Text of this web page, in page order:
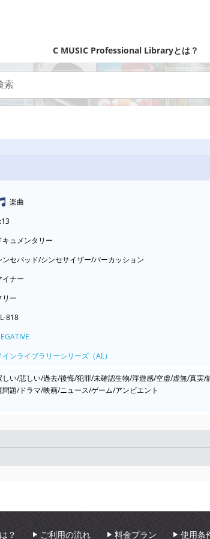
C MUSIC Professional Libraryとは？
楽曲
キュメンタリー
ンセパッド/シンセサイザー/パーカッション
イナー
リー
818
インライブラリーシリーズ（AL）
しい/悲しい/過去/後悔/犯罪/未確認生物/浮遊感/空虚/虚無/真
問題/ドラマ/映画/ニュース/ゲーム/アンビエント
？ ご利用の流れ 料金プラン 使用条